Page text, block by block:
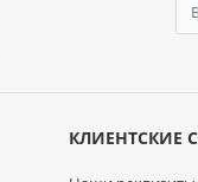
КЛИЕНТСКИЕ